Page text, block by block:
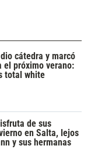
cátedra y marcó
el próximo verano:
total white
de sus
en Salta, lejos
y sus hermanas